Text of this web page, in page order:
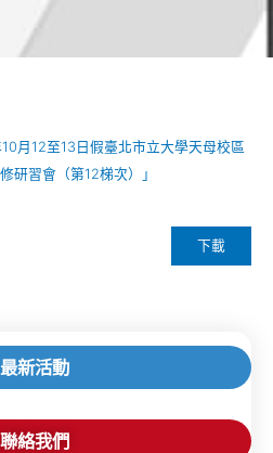
月12至13日假臺北市立大學天母校區
研習會（第12梯次）」
下載
最新活動
聯絡我們